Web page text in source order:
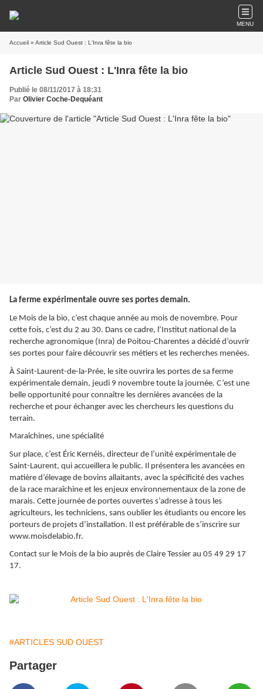
MENU
Accueil » Article Sud Ouest : L'Inra fête la bio
Article Sud Ouest : L'Inra fête la bio
Publié le 08/11/2017 à 18:31
Par Olivier Coche-Dequéant
La ferme expérimentale ouvre ses portes demain.
Le Mois de la bio, c’est chaque année au mois de novembre. Pour
cette fois, c’est du 2 au 30. Dans ce cadre, l’Institut national de la
recherche agronomique (Inra) de Poitou-Charentes a décidé d’ouvrir
ses portes pour faire découvrir ses métiers et les recherches menées.
À Saint-Laurent-de-la-Prée, le site ouvrira les portes de sa ferme
expérimentale demain, jeudi 9 novembre toute la journée. C’est une
belle opportunité pour connaître les dernières avancées de la
recherche et pour échanger avec les chercheurs les questions du
terrain.
Maraîchines, une spécialité
Sur place, c’est Éric Kernéis, directeur de l’unité expérimentale de
Saint-Laurent, qui accueillera le public. Il présentera les avancées en
matière d’élevage de bovins allaitants, avec la spécificité des vaches
de la race maraîchine et les enjeux environnementaux de la zone de
marais. Cette journée de portes ouvertes s’adresse à tous les
agriculteurs, les techniciens, sans oublier les étudiants ou encore les
porteurs de projets d’installation. Il est préférable de s’inscrire sur
www.moisdelabio.fr.
Contact sur le Mois de la bio auprès de Claire Tessier au 05 49 29 17
17.
#ARTICLES SUD OUEST
Partager